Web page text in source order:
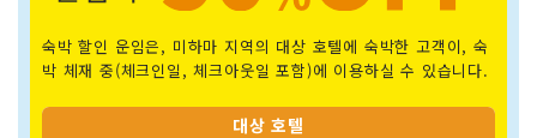
숙박 할인 운임은, 미하마 지역의 대상 호텔에 숙박한 고객이, 숙
박 체재 중(체크인일, 체크아웃일 포함)에 이용하실 수 있습니다.
대상 호텔